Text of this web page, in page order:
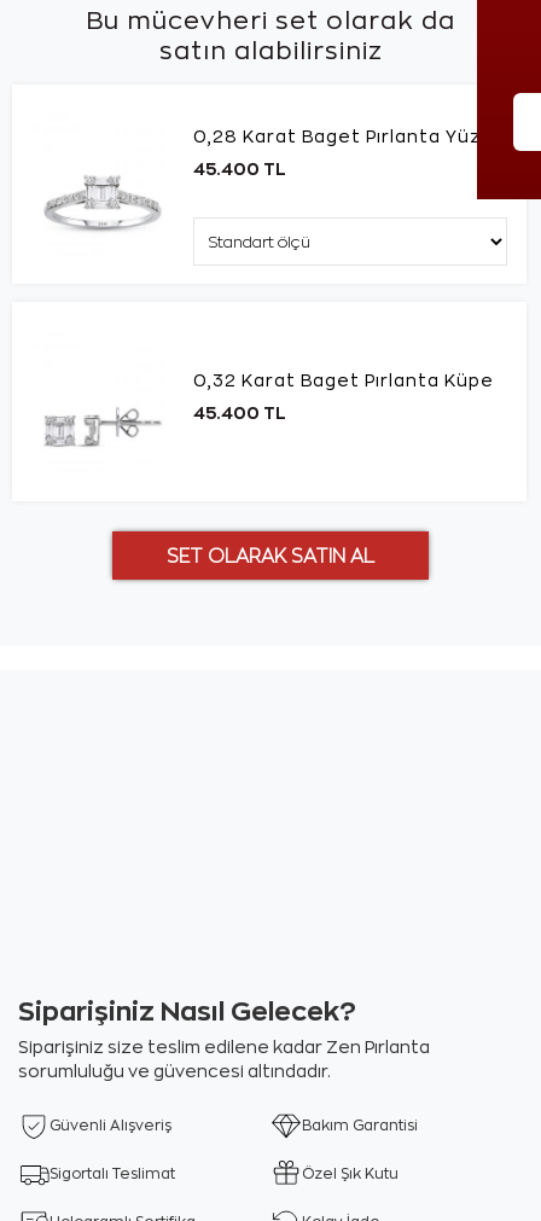
Bu mücevheri set olarak da
satın alabilirsiniz
0,28 Karat Baget Pırlanta Yüzük
45.400 TL
0,32 Karat Baget Pırlanta Küpe
45.400 TL
Siparişiniz Nasıl Gelecek?
Siparişiniz size teslim edilene kadar Zen Pırlanta
sorumluluğu ve güvencesi altındadır.
Güvenli Alışveriş Bakım Garantisi
Sigortalı Teslimat Özel Şık Kutu